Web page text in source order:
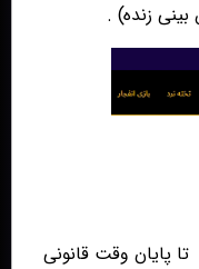
تا پایان وقت قانونی